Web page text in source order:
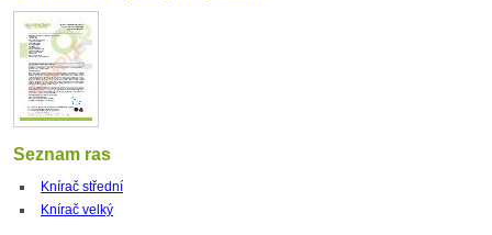
Seznam ras
Knírač střední
Knírač velký